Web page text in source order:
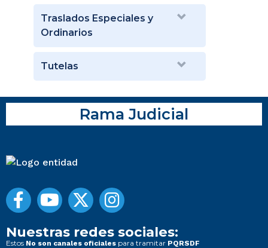
Traslados Especiales y
Ordinarios
Tutelas
Rama Judicial
Nuestras redes sociales:
Estos No son canales oficiales para tramitar PQRSDF